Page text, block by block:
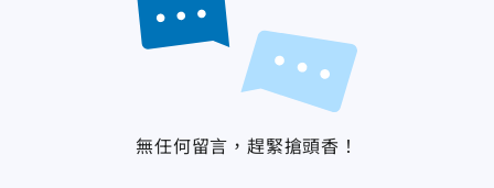
無任何留言，趕緊搶頭香！